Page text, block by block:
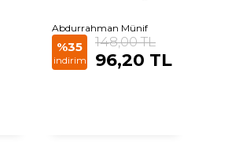
Abdurrahman Münif
%35
indirim
148,00 TL
96,20 TL